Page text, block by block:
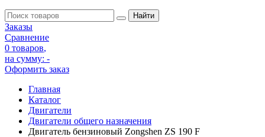
Заказы
Сравнение
0 товаров,
на сумму: -
Оформить заказ
Главная
Каталог
Двигатели
Двигатели общего назначения
Двигатель бензиновый Zongshen ZS 190 F